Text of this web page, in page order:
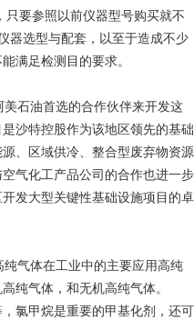
只要参照以前仪器型号购买就不
器选型与配套，以至于造成不少
满足检测目的要求。
美石油首选的合作伙伴来开发这
沙特控股作为该地区领先的基础
、区域供冷、整合型废弃物资源
气化工产品公司的合作也进一步
发大型关键性基础设施项目的卓
气体在工业中的主要应用高纯
高纯气体，和无机高纯气体。
氯甲烷是重要的甲基化剂，还可